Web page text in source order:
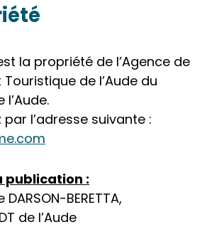
la propriété de l’Agence de
de l’Aude du
l’adresse suivante :
publication :
BERETTA,
de l’Aude